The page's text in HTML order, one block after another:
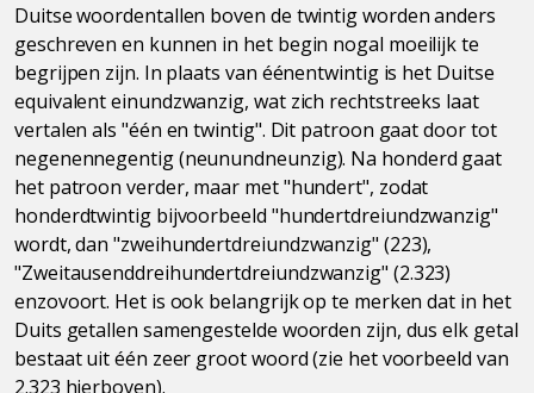
Duitse woordentallen boven de twintig worden anders
geschreven en kunnen in het begin nogal moeilijk te
begrijpen zijn. In plaats van éénentwintig is het Duitse
equivalent einundzwanzig, wat zich rechtstreeks laat
vertalen als "één en twintig". Dit patroon gaat door tot
negenennegentig (neunundneunzig). Na honderd gaat
het patroon verder, maar met "hundert", zodat
honderdtwintig bijvoorbeeld "hundertdreiundzwanzig"
wordt, dan "zweihundertdreiundzwanzig" (223),
"Zweitausenddreihundertdreiundzwanzig" (2.323)
enzovoort. Het is ook belangrijk op te merken dat in het
Duits getallen samengestelde woorden zijn, dus elk getal
bestaat uit één zeer groot woord (zie het voorbeeld van
2.323 hierboven).